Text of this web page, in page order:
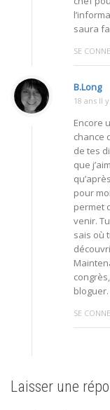
saura
SE
B.Long
18 ans Il
Encore
chance
de tes
que
pour
permet
venir.
sais où
SE
Laisser une